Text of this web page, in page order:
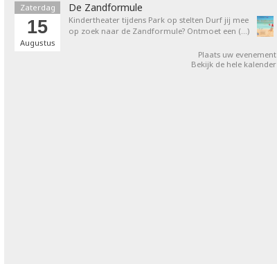
Zaterdag
15
Augustus
De Zandformule
Kindertheater tijdens Park op stelten Durf jij mee
op zoek naar de Zandformule? Ontmoet een (…)
Plaats uw evenement
Bekijk de hele kalender